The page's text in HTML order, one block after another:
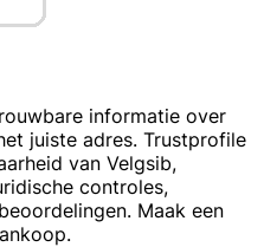
informatie over
juiste adres. Trustprofile
van Velgsib,
controles,
Maak een